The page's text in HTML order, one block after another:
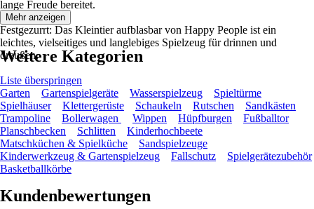
lange Freude bereitet.
Festgezurrt: Das Kleintier aufblasbar von Happy People ist ein
leichtes, vielseitiges und langlebiges Spielzeug für drinnen und
draußen.
Mehr anzeigen
Weitere Kategorien
Liste überspringen
Garten
Gartenspielgeräte Wasserspielzeug
Spieltürme
Spielhäuser
Klettergerüste Schaukeln Rutschen
Sandkästen
Trampoline
Bollerwagen Wippen Hüpfburgen
Fußballtor
Planschbecken
Schlitten
Kinderhochbeete
Matschküchen & Spielküche
Sandspielzeuge
Kinderwerkzeug & Gartenspielzeug
Fallschutz
Spielgerätezubehör
Basketballkörbe
Kundenbewertungen